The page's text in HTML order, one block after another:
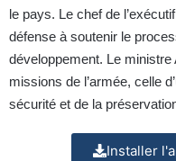
le pays. Le chef de
défense à soutenir le
développement. Le
missions de l’armée, celle
sécurité et de la
Installer